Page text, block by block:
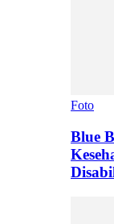
Foto
Blue